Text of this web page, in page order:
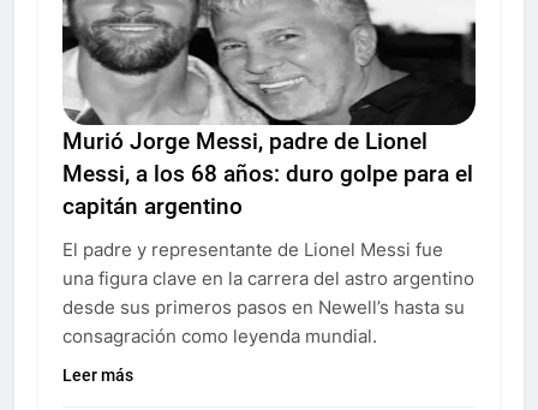
Murió Jorge Messi, padre de Lionel
Messi, a los 68 años: duro golpe para el
capitán argentino
El padre y representante de Lionel Messi fue
una figura clave en la carrera del astro argentino
desde sus primeros pasos en Newell’s hasta su
consagración como leyenda mundial.
Leer más